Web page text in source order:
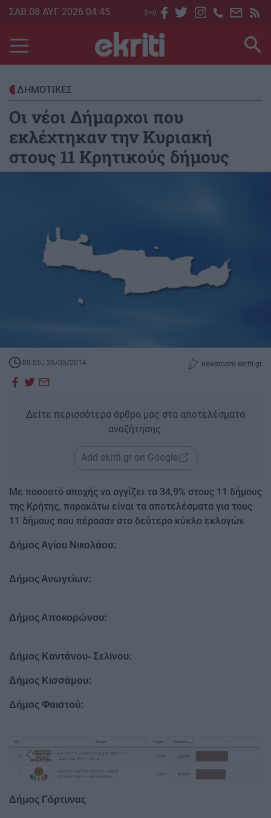
Skip
main
content
ΣΑΒ.08 ΑΥΓ 2026 04:45
ΔΗΜΟΤΙΚΕΣ
Οι νέοι Δήμαρχοι που
εκλέχτηκαν την Κυριακή
στους 11 Κρητικούς δήμους
09:05 | 26/05/2014 newsroom ekriti.gr
Δείτε περισσότερα άρθρα μας στα αποτελέσματα
αναζήτησης.
Add ekriti.gr on Google
Με ποσοστό αποχής να αγγίζει τα 34,9% στους 11 δήμους
της Κρήτης, παρακάτω είναι τα αποτελέσματα για τους
11 δήμους που πέρασαν στο δεύτερο κύκλο εκλογών.
Δήμος Αγίου Νικολάου:
Δήμος Ανωγείων:
Δήμος Αποκορώνου:
Δήμος Καντάνου- Σελίνου:
Δήμος Κισσάμου:
Δήμος Φαιστού:
Δήμος Γόρτυνας